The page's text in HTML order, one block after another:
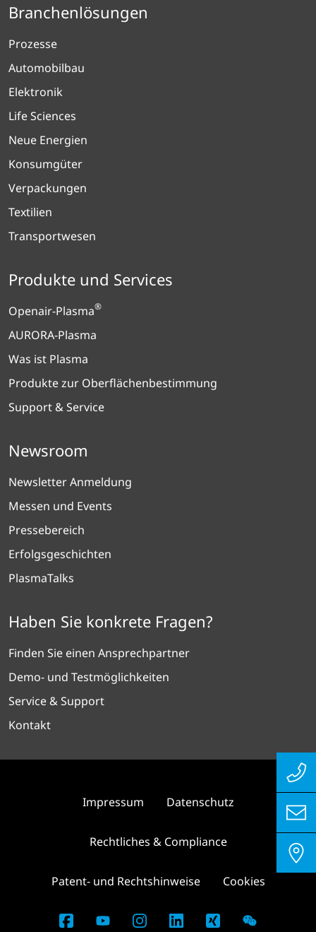
Branchenlösungen
Prozesse
Automobilbau
Elektronik
Life Sciences
Neue Energien
Konsumgüter
Verpackungen
Textilien
Transportwesen
Produkte und Services
Openair-Plasma®
AURORA-Plasma
Was ist Plasma
Produkte zur Oberflächenbestimmung
Support & Service
Newsroom
Newsletter Anmeldung
Messen und Events
Pressebereich
Erfolgsgeschichten
PlasmaTalks
Haben Sie konkrete Fragen?
Finden Sie einen Ansprechpartner
Demo- und Testmöglichkeiten
Service & Support
Kontakt
Impressum Datenschutz
Rechtliches & Compliance
Patent- und Rechtshinweise Cookies